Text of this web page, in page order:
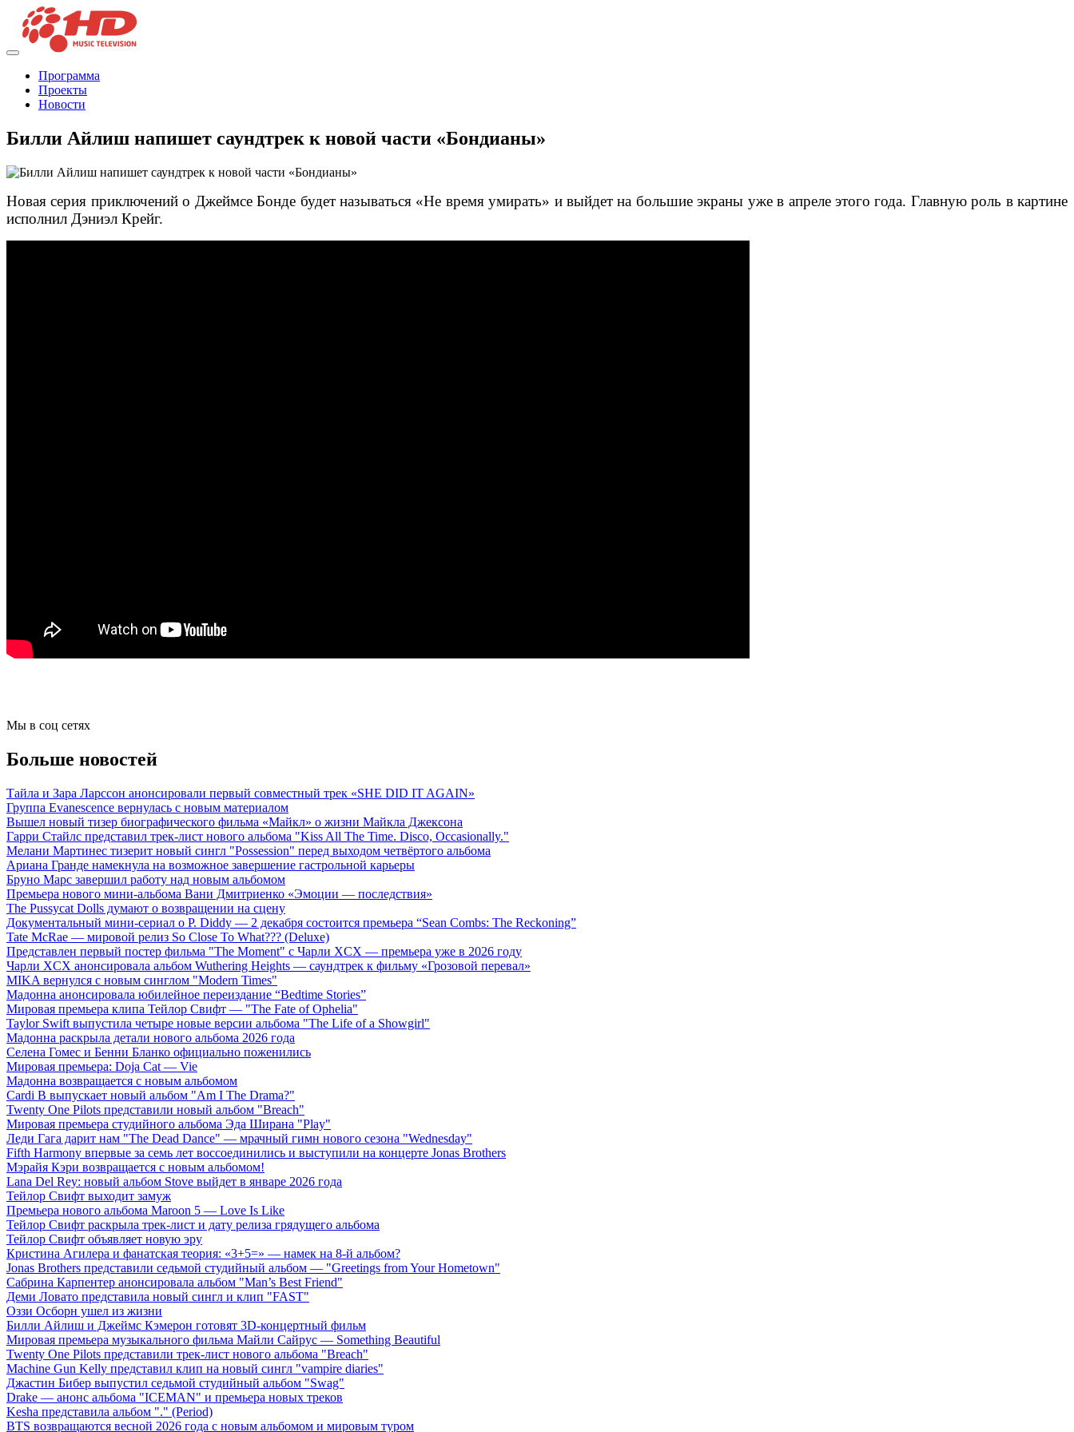
Программа
Проекты
Новости
Билли Айлиш напишет саундтрек к новой части «Бондианы»
Новая серия приключений о Джеймсе Бонде будет называться «Не время умирать» и выйдет на большие экраны уже в апреле этого года. Главную роль в картине
исполнил Дэниэл Крейг.
Мы в соц сетях
Больше новостей
Тайла и Зара Ларссон анонсировали первый совместный трек «SHE DID IT AGAIN»
Группа Evanescence вернулась с новым материалом
Вышел новый тизер биографического фильма «Майкл» о жизни Майкла Джексона
Гарри Стайлс представил трек-лист нового альбома "Kiss All The Time. Disco, Occasionally."
Мелани Мартинес тизерит новый сингл "Possession" перед выходом четвёртого альбома
Ариана Гранде намекнула на возможное завершение гастрольной карьеры
Бруно Марс завершил работу над новым альбомом
Премьера нового мини-альбома Вани Дмитриенко «Эмоции — последствия»
The Pussycat Dolls думают о возвращении на сцену
Документальный мини-сериал о P. Diddy — 2 декабря состоится премьера “Sean Combs: The Reckoning”
Tate McRae — мировой релиз So Close To What??? (Deluxe)
Представлен первый постер фильма "The Moment" с Чарли XCX — премьера уже в 2026 году
Чарли XCX анонсировала альбом Wuthering Heights — саундтрек к фильму «Грозовой перевал»
MIKA вернулся с новым синглом "Modern Times"
Мадонна анонсировала юбилейное переиздание “Bedtime Stories”
Мировая премьера клипа Тейлор Свифт — "The Fate of Ophelia"
Taylor Swift выпустила четыре новые версии альбома "The Life of a Showgirl"
Мадонна раскрыла детали нового альбома 2026 года
Селена Гомес и Бенни Бланко официально поженились
Мировая премьера: Doja Cat — Vie
Мадонна возвращается с новым альбомом
Cardi B выпускает новый альбом "Am I The Drama?"
Twenty One Pilots представили новый альбом "Breach"
Мировая премьера студийного альбома Эда Ширана "Play"
Леди Гага дарит нам "The Dead Dance" — мрачный гимн нового сезона "Wednesday"
Fifth Harmony впервые за семь лет воссоединились и выступили на концерте Jonas Brothers
Мэрайя Кэри возвращается с новым альбомом!
Lana Del Rey: новый альбом Stove выйдет в январе 2026 года
Тейлор Свифт выходит замуж
Премьера нового альбома Maroon 5 — Love Is Like
Тейлор Свифт раскрыла трек-лист и дату релиза грядущего альбома
Тейлор Свифт объявляет новую эру
Кристина Агилера и фанатская теория: «3+5=» — намек на 8-й альбом?
Jonas Brothers представили седьмой студийный альбом — "Greetings from Your Hometown"
Сабрина Карпентер анонсировала альбом "Man’s Best Friend"
Деми Ловато представила новый сингл и клип "FAST"
Оззи Осборн ушел из жизни
Билли Айлиш и Джеймс Кэмерон готовят 3D-концертный фильм
Мировая премьера музыкального фильма Майли Сайрус — Something Beautiful
Twenty One Pilots представили трек-лист нового альбома "Breach"
Machine Gun Kelly представил клип на новый сингл "vampire diaries"
Джастин Бибер выпустил седьмой студийный альбом "Swag"
Drake — анонс альбома "ICEMAN" и премьера новых треков
Kesha представила альбом "." (Period)
BTS возвращаются весной 2026 года с новым альбомом и мировым туром